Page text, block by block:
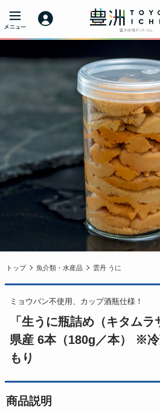
トップ 魚介類・水産品 雲丹 うに
ミョウバン不使用、カップ酒瓶仕様！
「生うに瓶詰め（キタム
県産 6本（180g／本） ※
もり
商品説明